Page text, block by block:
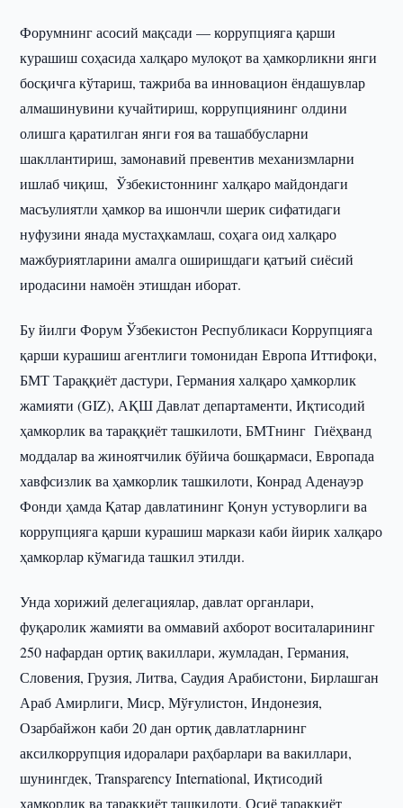
Форумнинг асосий мақсади — коррупцияга қарши
курашиш соҳасида халқаро мулоқот ва ҳамкорликни янги
босқичга кўтариш, тажриба ва инновацион ёндашувлар
алмашинувини кучайтириш, коррупциянинг олдини
олишга қаратилган янги ғоя ва ташаббусларни
шакллантириш, замонавий превентив механизмларни
ишлаб чиқиш, Ўзбекистоннинг халқаро майдондаги
масъулиятли ҳамкор ва ишончли шерик сифатидаги
нуфузини янада мустаҳкамлаш, соҳага оид халқаро
мажбуриятларини амалга оширишдаги қатъий сиёсий
иродасини намоён этишдан иборат.
Бу йилги Форум Ўзбекистон Республикаси Коррупцияга
қарши курашиш агентлиги томонидан Европа Иттифоқи,
БМТ Тараққиёт дастури, Германия халқаро ҳамкорлик
жамияти (GIZ), АҚШ Давлат департаменти, Иқтисодий
ҳамкорлик ва тараққиёт ташкилоти, БМТнинг Гиёҳванд
моддалар ва жиноятчилик бўйича бошқармаси, Европада
хавфсизлик ва ҳамкорлик ташкилоти, Конрад Аденауэр
Фонди ҳамда Қатар давлатининг Қонун устуворлиги ва
коррупцияга қарши курашиш маркази каби йирик халқаро
ҳамкорлар кўмагида ташкил этилди.
Унда хорижий делегациялар, давлат органлари,
фуқаролик жамияти ва оммавий ахборот воситаларининг
250 нафардан ортиқ вакиллари, жумладан, Германия,
Словения, Грузия, Литва, Саудия Арабистони, Бирлашган
Араб Амирлиги, Миср, Мўғулистон, Индонезия,
Озарбайжон каби 20 дан ортиқ давлатларнинг
аксилкоррупция идоралари раҳбарлари ва вакиллари,
шунингдек, Transparency International, Иқтисодий
ҳамкорлик ва тараққиёт ташкилоти, Осиё тараққиёт